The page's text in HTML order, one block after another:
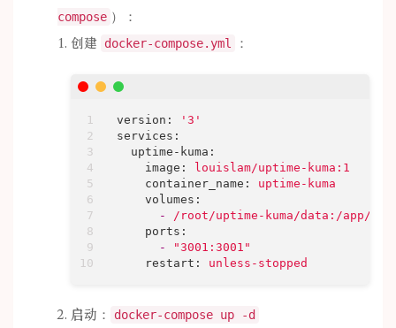
compose ）：
创建
docker-compose.yml ：
version:
'3'
services:
uptime-kuma:
image:
louislam/uptime-kuma:1
container_name:
uptime-kuma
volumes:
-
/root/uptime-kuma/data:/app/
ports:
-
"3001:3001"
restart:
unless-stopped
启动： docker-compose up -d